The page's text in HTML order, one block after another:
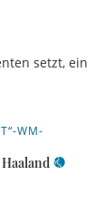
setzt, ein
WM-